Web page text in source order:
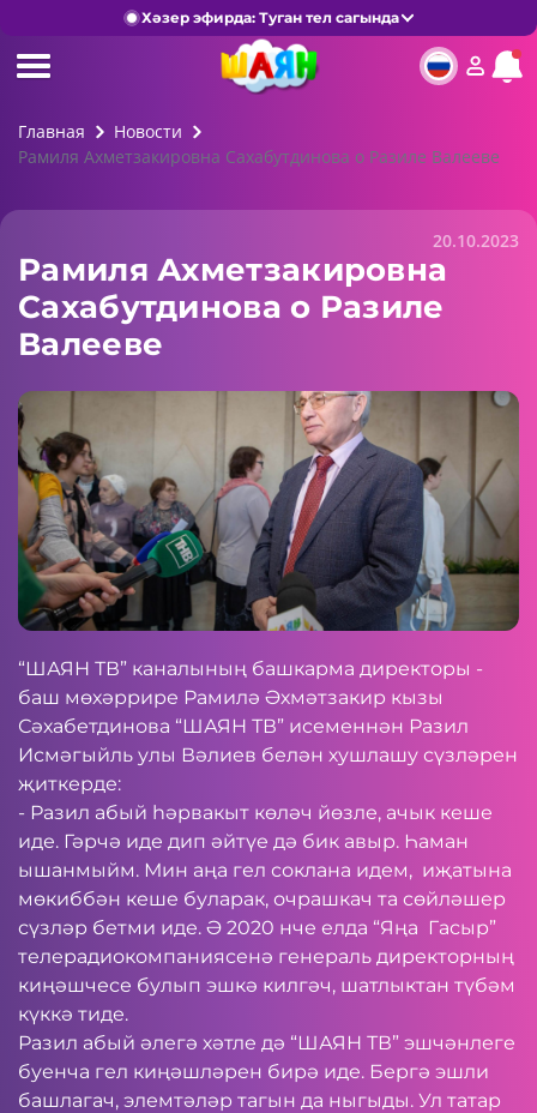
Хәзер эфирда: Туган тел сагында
Главная
Новости
Рамиля Ахметзакировна Сахабутдинова о Разиле Валееве
20.10.2023
Рамиля Ахметзакировна
Сахабутдинова о Разиле
Валееве
“ШАЯН ТВ” каналының башкарма директоры -
баш мөхәррире Рамилә Әхмәтзакир кызы
Сәхабетдинова “ШАЯН ТВ” исеменнән Разил
Исмәгыйль улы Вәлиев белән хушлашу сүзләрен
җиткерде:
- Разил абый һәрвакыт көләч йөзле, ачык кеше
иде. Гәрчә иде дип әйтүе дә бик авыр. Һаман
ышанмыйм. Мин аңа гел соклана идем, иҗатына
мөкиббән кеше буларак, очрашкач та сөйләшер
сүзләр бетми иде. Ә 2020 нче елда “Яңа Гасыр”
телерадиокомпаниясенә генераль директорның
киңәшчесе булып эшкә килгәч, шатлыктан түбәм
күккә тиде.
Разил абый әлегә хәтле дә “ШАЯН ТВ” эшчәнлеге
буенча гел киңәшләрен бирә иде. Бергә эшли
башлагач, элемтәләр тагын да ныгыды. Ул татар